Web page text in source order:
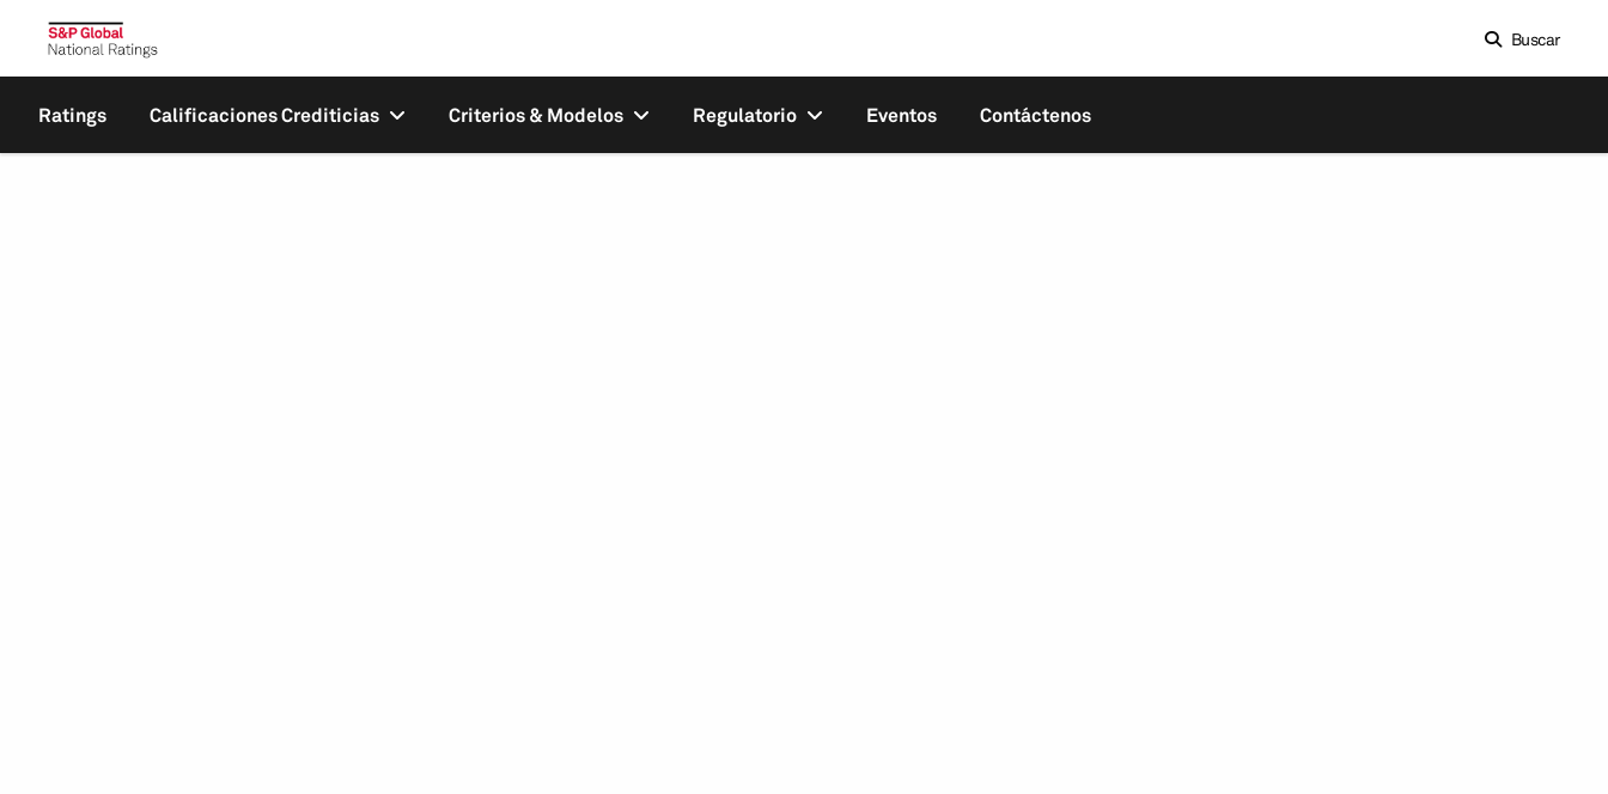
Buscar
Ratings Calificaciones Crediticias Criterios & Modelos Regulatorio Eventos Contáctenos